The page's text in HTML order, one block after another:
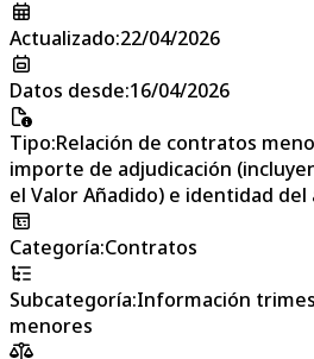
Actualizado:22/04/2026
Datos desde:16/04/2026
Tipo:Relación de contratos
importe de adjudicación
el Valor Añadido) e identidad
Categoría:Contratos
Subcategoría:Información
menores